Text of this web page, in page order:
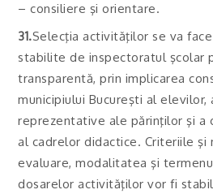
– consiliere şi orientare.
31.Selecţia activităţilor se va
stabilite de inspectoratul şcolar
transparentă, prin implicarea
municipiului Bucureşti al elevilor,
reprezentative ale părinţilor şi a
al cadrelor didactice. Criteriile şi
evaluare, modalitatea şi
dosarelor activităţilor vor fi